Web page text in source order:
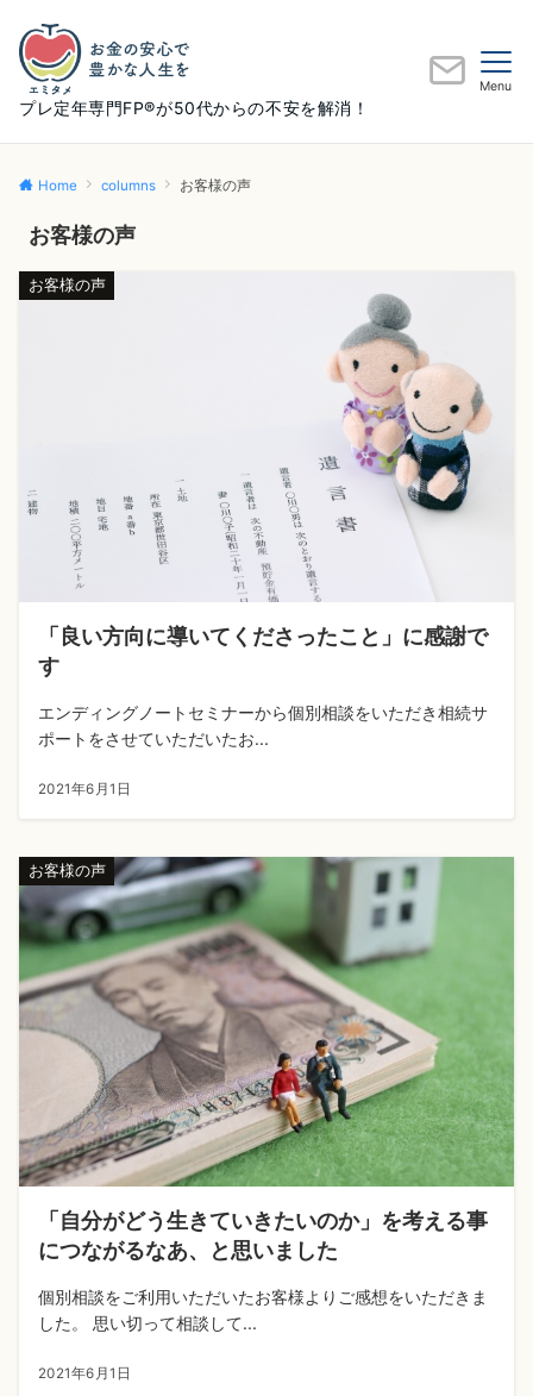
プレ定年専門FP®が50代からの不安を解消！
Menu
Home columns お客様の声
お客様の声
お客様の声
「良い方向に導いてくださったこと」に感謝で
す
エンディングノートセミナーから個別相談をいただき相続サ
ポートをさせていただいたお...
2021年6月1日
お客様の声
「自分がどう生きていきたいのか」を考える事
につながるなあ、と思いました
個別相談をご利用いただいたお客様よりご感想をいただきま
した。 思い切って相談して...
2021年6月1日